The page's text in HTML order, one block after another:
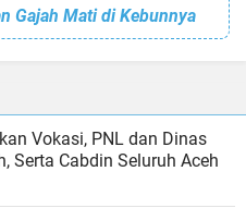
Gajah Mati di Kebunnya
Vokasi, PNL dan Dinas
Serta Cabdin Seluruh Aceh